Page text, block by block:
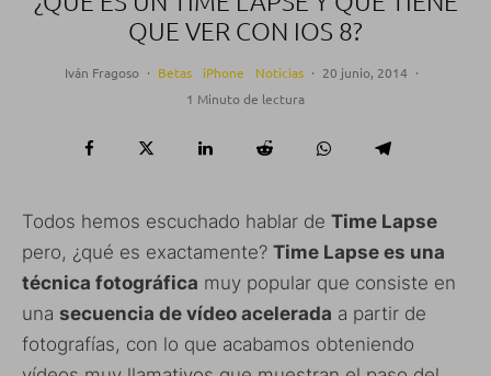
QUE VER CON IOS 8?
Iván Fragoso · Betas iPhone Noticias · 20 junio, 2014 ·
1 Minuto de lectura
Todos hemos escuchado hablar de Time Lapse
pero, ¿qué es exactamente? Time Lapse es una
técnica fotográfica muy popular que consiste en
una secuencia de vídeo acelerada a partir de
fotografías, con lo que acabamos obteniendo